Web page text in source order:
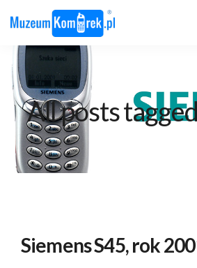
All posts
Siemens S45, rok